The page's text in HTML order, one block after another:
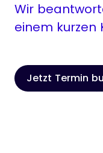
Wir
einem kurzen
Jetzt Termin